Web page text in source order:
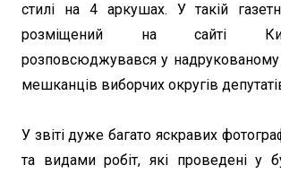
стилі на 4 аркушах. У такій
розміщений на сайті
розповсюджувався у надрукованому
мешканців виборчих округів
У звіті дуже багато яскравих
та видами робіт, які проведені у